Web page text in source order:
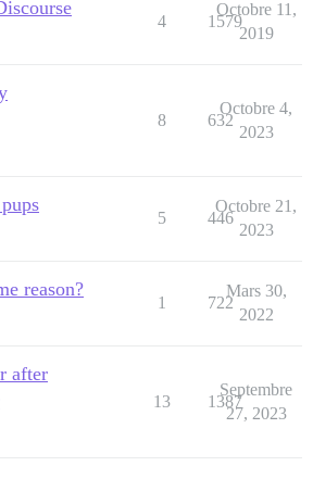
4 1579
Octobre 11,
2019
8 632
Octobre 4,
2023
5 446
Octobre 21,
2023
reason?
1 722
Mars 30,
2022
after
13 1387
Septembre
27, 2023